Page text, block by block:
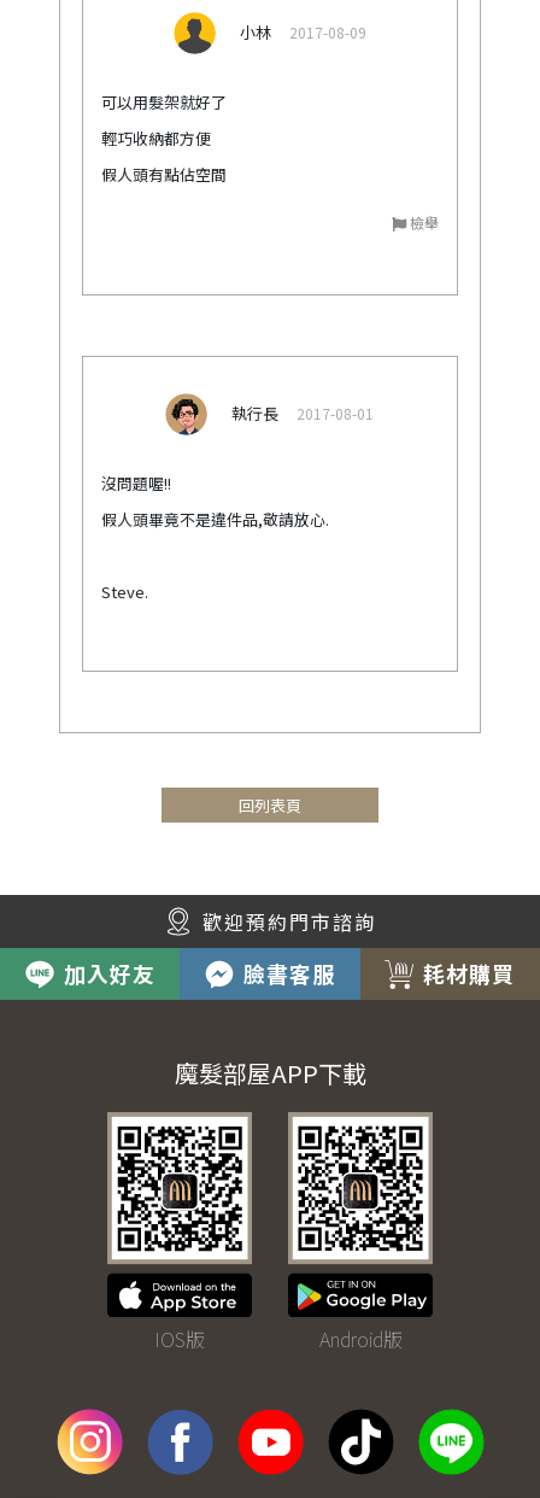
小林 2017-08-09
可以用髮架就好了
輕巧收納都方便
假人頭有點佔空間
檢舉
執行長 2017-08-01
沒問題喔!!
假人頭畢竟不是違件品,敬請放心.
Steve.
回列表頁
歡迎預約門市諮詢
加入好友 臉書客服 耗材購買
魔髮部屋APP下載
IOS版 Android版